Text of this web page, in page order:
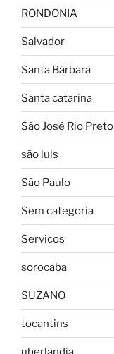
RONDONIA
Salvador
Santa Bárbara
Santa catarina
São José Rio Preto
são luis
São Paulo
Sem categoria
Servicos
sorocaba
SUZANO
tocantins